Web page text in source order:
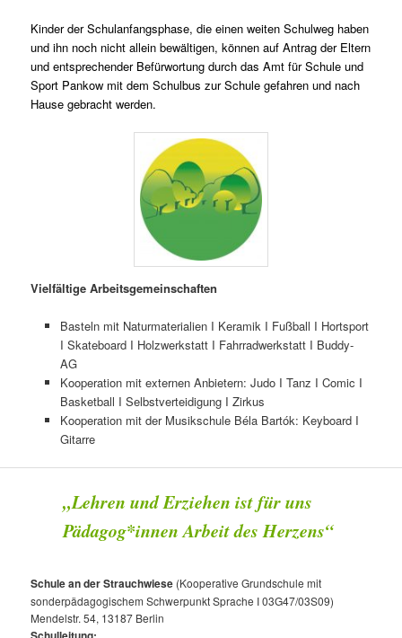
Kinder der Schulanfangsphase, die einen weiten Schulweg haben
und ihn noch nicht allein bewältigen, können auf Antrag der Eltern
und entsprechender Befürwortung durch das Amt für Schule und
Sport Pankow mit dem Schulbus zur Schule gefahren und nach
Hause gebracht werden.
Vielfältige Arbeitsgemeinschaften
Basteln mit Naturmaterialien I Keramik I Fußball I Hortsport
I Skateboard I Holzwerkstatt I Fahrradwerkstatt I Buddy-
AG
Kooperation mit externen Anbietern: Judo I Tanz I Comic I
Basketball I Selbstverteidigung I Zirkus
Kooperation mit der Musikschule Béla Bartók: Keyboard I
Gitarre
„Lehren und Erziehen ist für uns
Pädagog*innen Arbeit des Herzens“
Schule an der Strauchwiese (Kooperative Grundschule mit
sonderpädagogischem Schwerpunkt Sprache I 03G47/03S09)
Mendelstr. 54, 13187 Berlin